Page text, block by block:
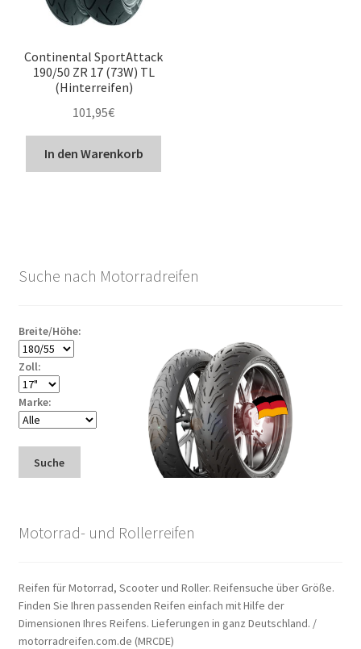
Continental SportAttack
190/50 ZR 17 (73W) TL
(Hinterreifen)
101,95€
In den Warenkorb
Suche nach Motorradreifen
Breite/Höhe:
Zoll:
Marke:
Suche
Motorrad- und Rollerreifen
Reifen für Motorrad, Scooter und Roller. Reifensuche über Größe.
Finden Sie Ihren passenden Reifen einfach mit Hilfe der
Dimensionen Ihres Reifens. Lieferungen in ganz Deutschland. /
motorradreifen.com.de (MRCDE)